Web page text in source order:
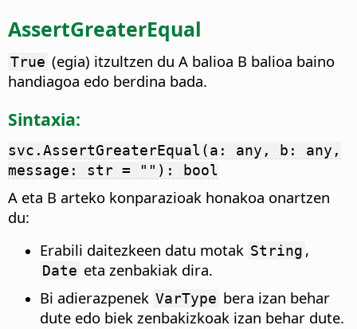
AssertGreaterEqual
True (egia) itzultzen du A balioa B balioa baino
handiagoa edo berdina bada.
Sintaxia:
svc.AssertGreaterEqual(a: any, b: any,
message: str = ""): bool
A eta B arteko konparazioak honakoa onartzen
du:
Erabili daitezkeen datu motak String ,
Date eta zenbakiak dira.
Bi adierazpenek VarType bera izan behar
dute edo biek zenbakizkoak izan behar dute.